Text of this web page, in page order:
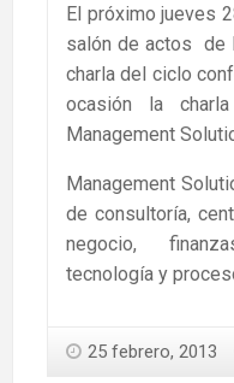
El próximo jueves
salón de actos de
charla del ciclo
ocasión la
Management
Management
de consultoría,
negocio,
tecnología y
25 febrero, 2013